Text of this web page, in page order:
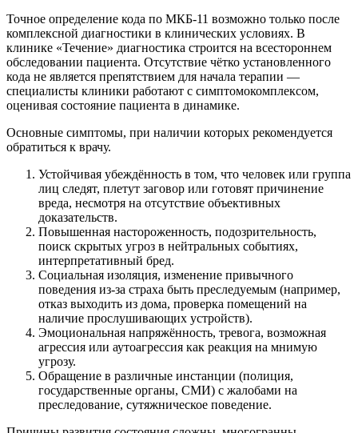
Точное определение кода по МКБ-11 возможно только после
комплексной диагностики в клинических условиях. В
клинике «Течение» диагностика строится на всестороннем
обследовании пациента. Отсутствие чётко установленного
кода не является препятствием для начала терапии —
специалисты клиники работают с симптомокомплексом,
оценивая состояние пациента в динамике.
Основные симптомы, при наличии которых рекомендуется
обратиться к врачу.
Устойчивая убеждённость в том, что человек или группа
лиц следят, плетут заговор или готовят причинение
вреда, несмотря на отсутствие объективных
доказательств.
Повышенная настороженность, подозрительность,
поиск скрытых угроз в нейтральных событиях,
интерпретативный бред.
Социальная изоляция, изменение привычного
поведения из-за страха быть преследуемым (например,
отказ выходить из дома, проверка помещений на
наличие прослушивающих устройств).
Эмоциональная напряжённость, тревога, возможная
агрессия или аутоагрессия как реакция на мнимую
угрозу.
Обращение в различные инстанции (полиция,
государственные органы, СМИ) с жалобами на
преследование, сутяжническое поведение.